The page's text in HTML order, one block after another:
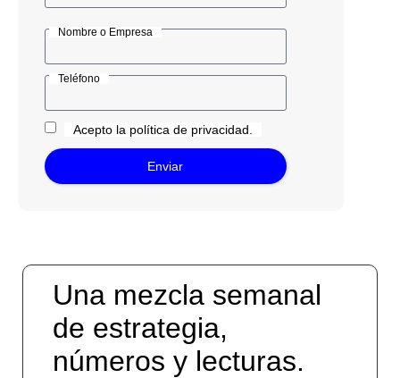
Nombre o Empresa
Teléfono
Acepto la política de privacidad.
Enviar
Una mezcla semanal
de estrategia,
números y lecturas.